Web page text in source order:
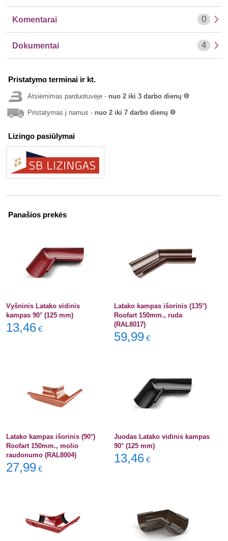
Komentarai 0
Dokumentai 4
Pristatymo terminai ir kt.
Atsiėmimas parduotuvėje - nuo 2 iki 3 darbo dienų
Pristatymas į namus - nuo 2 iki 7 darbo dienų
Lizingo pasiūlymai
Panašios prekės
Vyšninis Latako vidinis
kampas 90° (125 mm)
13,46 €
Latako kampas išorinis (135°)
Roofart 150mm., ruda
(RAL8017)
59,99 €
Latako kampas išorinis (90°)
Roofart 150mm., molio
raudonumo (RAL8004)
27,99 €
Juodas Latako vidinis kampas
90° (125 mm)
13,46 €